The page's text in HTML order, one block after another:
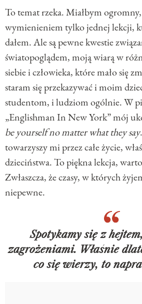
To temat rzeka. Miałbym
wymienieniem tylko jednej lekcji,
dałem. Ale są pewne kwestie
światopoglądem, moją wiarą w
siebie i człowieka, które mało się
staram się przekazywać i moim
studentom, i ludziom ogólnie. W
„Englishman In New York” mój
be yourself no matter what they say
towarzyszy mi przez całe życie,
dzieciństwa. To piękna lekcja,
Zwłaszcza, że czasy, w których
niepewne.
Spotykamy się z
zagrożeniami. Właśnie
co się wierzy, to